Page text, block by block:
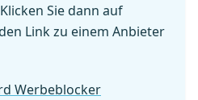
Sie dann auf
Link zu einem Anbieter
Werbeblocker